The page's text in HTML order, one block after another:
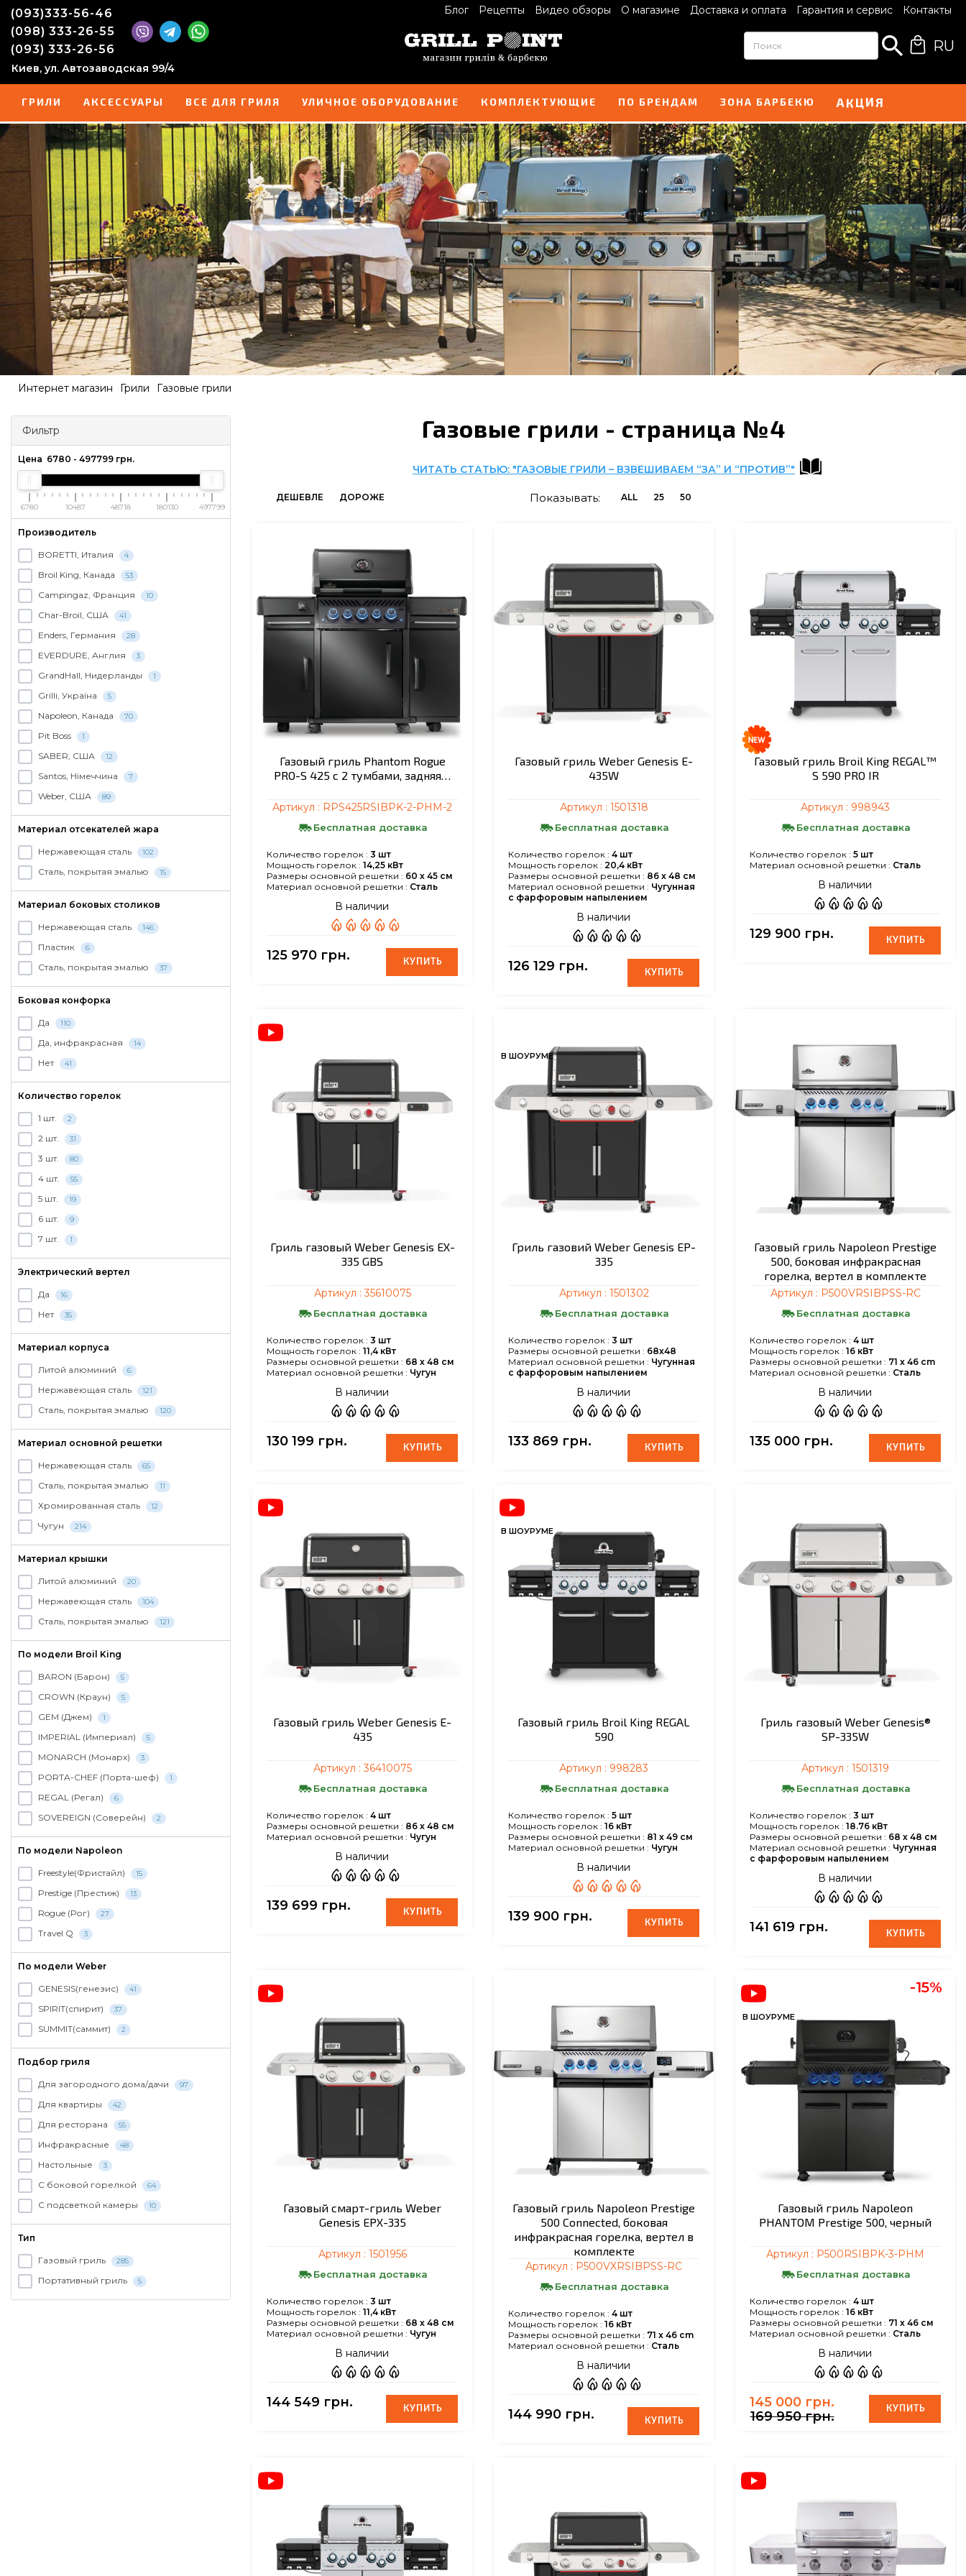
Блог Рецепты Видео обзоры О магазине Доставка и оплата Гарантия и сервис Контакты
(093)333-56-46
(098) 333-26-55
(093) 333-26-56
Киев, ул. Автозаводская 99/4
RU
ГРИЛИ АКСЕССУАРЫ ВСЕ ДЛЯ ГРИЛЯ УЛИЧНОЕ ОБОРУДОВАНИЕ КОМПЛЕКТУЮЩИЕ ПО БРЕНДАМ ЗОНА БАРБЕКЮ АКЦИЯ
Интернет магазин Грили Газовые грили
Фильтр
Цена 6780 - 497799 грн.
6780 10487 48718 180130 497799
Производитель
BORETTI, Италия 4
Broil King, Канада 53
Campingaz, Франция 10
Char-Broil, США 41
Enders, Германия 28
EVERDURE, Англия 3
GrandHall, Нидерланды 1
Grilli, Україна 5
Napoleon, Канада 70
Pit Boss 1
SABER, США 12
Santos, Німеччина 7
Weber, США 89
Материал отсекателей жара
Нержавеющая сталь 102
Сталь, покрытая эмалью 15
Материал боковых столиков
Нержавеющая сталь 146
Пластик 6
Сталь, покрытая эмалью 37
Боковая конфорка
Да 110
Да, инфракрасная 14
Нет 41
Количество горелок
1 шт. 2
2 шт. 31
3 шт. 80
4 шт. 55
5 шт. 19
6 шт. 9
7 шт. 1
Электрический вертел
Да 16
Нет 35
Материал корпуса
Литой алюминий 6
Нержавеющая сталь 121
Сталь, покрытая эмалью 120
Материал основной решетки
Нержавеющая сталь 65
Сталь, покрытая эмалью 11
Хромированная сталь 12
Чугун 214
Материал крышки
Литой алюминий 20
Нержавеющая сталь 104
Сталь, покрытая эмалью 121
По модели Broil King
BARON (Барон) 5
CROWN (Краун) 5
GEM (Джем) 1
IMPERIAL (Империал) 5
MONARCH (Монарх) 3
PORTA-CHEF (Порта-шеф) 1
REGAL (Регал) 6
SOVEREIGN (Соверейн) 2
По модели Napoleon
Freestyle(Фристайл) 15
Prestige (Престиж) 13
Rogue (Рог) 27
Travel Q 3
По модели Weber
GENESIS(генезис) 41
SPIRIT(спирит) 37
SUMMIT(саммит) 2
Подбор гриля
Для загородного дома/дачи 97
Для квартиры 42
Для ресторана 55
Инфракрасные 48
Настольные 3
С боковой горелкой 64
С подсветкой камеры 10
Тип
Газовый гриль 285
Портативный гриль 5
Газовые грили - страница №4
ЧИТАТЬ СТАТЬЮ: "ГАЗОВЫЕ ГРИЛИ – ВЗВЕШИВАЕМ “ЗА” И “ПРОТИВ”"
ДЕШЕВЛЕ ДОРОЖЕ Показывать: ALL 25 50
Газовый гриль Phantom Rogue
PRO-S 425 с 2 тумбами, задняя…
Артикул : RPS425RSIBPK-2-PHM-2
Бесплатная доставка
Количество горелок : 3 шт
Мощность горелок : 14,25 кВт
Размеры основной решетки : 60 х 45 см
Материал основной решетки : Сталь
В наличии
125 970 грн. КУПИТЬ
КУПИТЬ
Газовый гриль Weber Genesis E-
435W
Артикул : 1501318
Бесплатная доставка
Количество горелок : 4 шт
Мощность горелок : 20,4 кВт
Размеры основной решетки : 86 x 48 см
Материал основной решетки : Чугунная
с фарфоровым напылением
В наличии
126 129 грн. КУПИТЬ
КУПИТЬ
Газовый гриль Broil King REGAL™
S 590 PRO IR
Артикул : 998943
Бесплатная доставка
Количество горелок : 5 шт
Материал основной решетки : Сталь
В наличии
129 900 грн. КУПИТЬ
КУПИТЬ
Гриль газовый Weber Genesis EX-
335 GBS
Артикул :35610075
Бесплатная доставка
Количество горелок : 3 шт
Мощность горелок : 11,4 кВт
Размеры основной решетки : 68 х 48 см
Материал основной решетки : Чугун
В наличии
130 199 грн. КУПИТЬ
КУПИТЬ
В ШОУРУМЕ
Гриль газовий Weber Genesis EP-
335
Артикул : 1501302
Бесплатная доставка
Количество горелок : 3 шт
Размеры основной решетки : 68х48
Материал основной решетки : Чугунная
с фарфоровым напылением
В наличии
133 869 грн. КУПИТЬ
КУПИТЬ
Газовый гриль Napoleon Prestige
500, боковая инфракрасная
горелка, вертел в комплекте
Артикул : P500VRSIBPSS-RC
Бесплатная доставка
Количество горелок : 4 шт
Мощность горелок : 16 кВт
Размеры основной решетки : 71 x 46 cm
Материал основной решетки : Сталь
В наличии
135 000 грн. КУПИТЬ
КУПИТЬ
Газовый гриль Weber Genesis E-
435
Артикул :36410075
Бесплатная доставка
Количество горелок : 4 шт
Размеры основной решетки : 86 x 48 см
Материал основной решетки : Чугун
В наличии
139 699 грн. КУПИТЬ
КУПИТЬ
В ШОУРУМЕ
Газовый гриль Broil King REGAL
590
Артикул : 998283
Бесплатная доставка
Количество горелок : 5 шт
Мощность горелок : 16 кВт
Размеры основной решетки : 81 х 49 см
Материал основной решетки : Чугун
В наличии
139 900 грн. КУПИТЬ
КУПИТЬ
Гриль газовый Weber Genesis®
SP-335W
Артикул : 1501319
Бесплатная доставка
Количество горелок : 3 шт
Мощность горелок : 18.76 кВт
Размеры основной решетки : 68 х 48 см
Материал основной решетки : Чугунная
с фарфоровым напылением
В наличии
141 619 грн. КУПИТЬ
КУПИТЬ
Газовый смарт-гриль Weber
Genesis EPX-335
Артикул : 1501956
Бесплатная доставка
Количество горелок : 3 шт
Мощность горелок : 11,4 кВт
Размеры основной решетки : 68 х 48 см
Материал основной решетки : Чугун
В наличии
144 549 грн. КУПИТЬ
КУПИТЬ
Газовый гриль Napoleon Prestige
500 Connected, боковая
инфракрасная горелка, вертел в
комплекте
Артикул : P500VXRSIBPSS-RC
Бесплатная доставка
Количество горелок : 4 шт
Мощность горелок : 16 кВт
Размеры основной решетки : 71 x 46 cm
Материал основной решетки : Сталь
В наличии
144 990 грн. КУПИТЬ
КУПИТЬ
В ШОУРУМЕ
-15%
Газовый гриль Napoleon
PHANTOM Prestige 500, черный
Артикул : P500RSIBPK-3-PHM
Бесплатная доставка
Количество горелок : 4 шт
Мощность горелок : 16 кВт
Размеры основной решетки : 71 х 46 см
Материал основной решетки : Сталь
В наличии
145 000 грн.
169 950 грн.
КУПИТЬ
КУПИТЬ